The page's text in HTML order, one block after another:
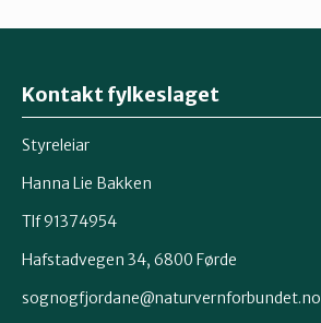
Kontakt fylkeslaget
Styreleiar
Hanna Lie Bakken
Tlf 91374954
Hafstadvegen 34, 6800 Førde
sognogfjordane@naturvernforbundet.no